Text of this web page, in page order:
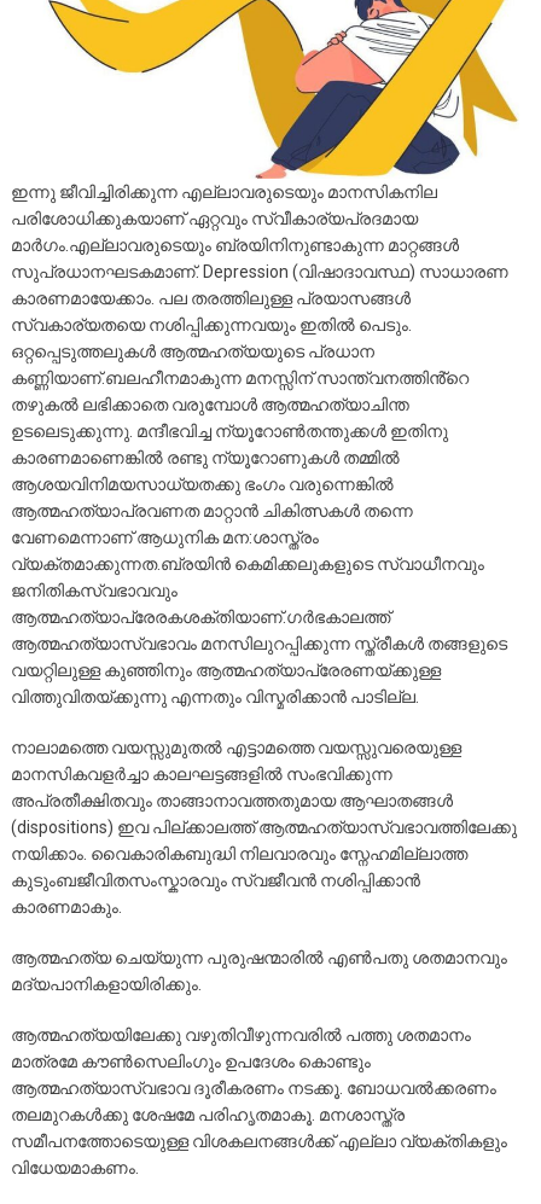
ഇന്നു ജീവിച്ചിരിക്കുന്ന എല്ലാവരുടെയും മാനസികനില
പരിശോധിക്കുകയാണ് ഏറ്റവും സ്വീകാര്യപ്രദമായ
മാർഗം.എല്ലാവരുടെയും ബ്രയിനിനുണ്ടാകുന്ന മാറ്റങ്ങൾ
സുപ്രധാനഘടകമാണ്. Depression (വിഷാദാവസ്ഥ) സാധാരണ
കാരണമായേക്കാം. പല തരത്തിലുള്ള പ്രയാസങ്ങൾ
സ്വകാര്യതയെ നശിപ്പിക്കുന്നവയും ഇതിൽ പെടും.
ഒറ്റപ്പെടുത്തലുകൾ ആത്മഹത്യയുടെ പ്രധാന
കണ്ണിയാണ്.ബലഹീനമാകുന്ന മനസ്സിന് സാന്ത്വനത്തിൻ്റെ
തഴുകൽ ലഭിക്കാതെ വരുമ്പോൾ ആത്മഹത്യാചിന്ത
ഉടലെടുക്കുന്നു. മന്ദീഭവിച്ച ന്യൂറോൺതന്തുക്കൾ ഇതിനു
കാരണമാണെങ്കിൽ രണ്ടു ന്യൂറോണുകൾ തമ്മിൽ
ആശയവിനിമയസാധ്യതക്കു ഭംഗം വരുന്നെങ്കിൽ
ആത്മഹത്യാപ്രവണത മാറ്റാൻ ചികിത്സകൾ തന്നെ
വേണമെന്നാണ് ആധുനിക മന:ശാസ്ത്രം
വ്യക്തമാക്കുന്നത.ബ്രയിൻ കെമിക്കലുകളുടെ സ്വാധീനവും
ജനിതികസ്വഭാവവും
ആത്മഹത്യാപ്രേരകശക്തിയാണ്.ഗർഭകാലത്ത്
ആത്മഹത്യാസ്വഭാവം മനസിലുറപ്പിക്കുന്ന സ്ത്രീകൾ തങ്ങളുടെ
വയറ്റിലുള്ള കുഞ്ഞിനും ആത്മഹത്യാപ്രേരണയ്ക്കുള്ള
വിത്തുവിതയ്ക്കുന്നു എന്നതും വിസ്മരിക്കാൻ പാടില്ല.
നാലാമത്തെ വയസ്സുമുതൽ എട്ടാമത്തെ വയസ്സുവരെയുള്ള
മാനസികവളർച്ചാ കാലഘട്ടങ്ങളിൽ സംഭവിക്കുന്ന
അപ്രതീക്ഷിതവും താങ്ങാനാവത്തതുമായ ആഘാതങ്ങൾ
(dispositions) ഇവ പില്ക്കാലത്ത് ആത്മഹത്യാസ്വഭാവത്തിലേക്കു
നയിക്കാം. വൈകാരികബുദ്ധി നിലവാരവും സ്നേഹമില്ലാത്ത
കുടുംബജീവിതസംസ്കാരവും സ്വജീവൻ നശിപ്പിക്കാൻ
കാരണമാകും.
ആത്മഹത്യ ചെയ്യുന്ന പുരുഷന്മാരിൽ എൺപതു ശതമാനവും
മദ്യപാനികളായിരിക്കും.
ആത്മഹത്യയിലേക്കു വഴുതിവീഴുന്നവരിൽ പത്തു ശതമാനം
മാത്രമേ കൗൺസെലിംഗും ഉപദേശം കൊണ്ടും
ആത്മഹത്യാസ്വഭാവ ദൂരീകരണം നടക്കൂ. ബോധവൽക്കരണം
തലമുറകൾക്കു ശേഷമേ പരിഹൃതമാകൂ. മനശാസ്ത്ര
സമീപനത്തോടെയുള്ള വിശകലനങ്ങൾക്ക് എല്ലാ വ്യക്തികളും
വിധേയമാകണം.